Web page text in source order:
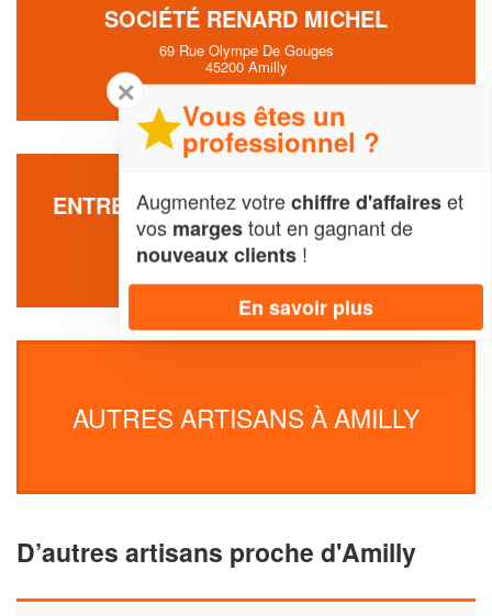
SOCIÉTÉ RENARD MICHEL
69 Rue Olympe De Gouges
45200 Amilly
ENTREPRISE BAUMGARTEN MICHEL
2057 Avenue Du Docteur Schweitzer
45200 Amilly
AUTRES ARTISANS À AMILLY
D’autres artisans proche d'Amilly
✕
Vous êtes un
professionnel ?
Augmentez votrechiffre d'affaireset
vos margestout en gagnant de
nouveaux clients !
En savoir plus